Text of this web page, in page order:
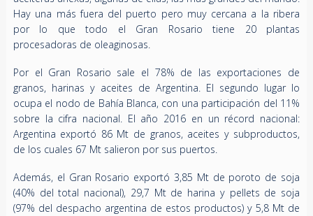
Hay una más fuera del puerto pero muy cercana a la ribera
por lo que todo el Gran Rosario tiene 20 plantas
procesadoras de oleaginosas.
Por el Gran Rosario sale el 78% de las exportaciones de
granos, harinas y aceites de Argentina. El segundo lugar lo
ocupa el nodo de Bahía Blanca, con una participación del 11%
sobre la cifra nacional. El año 2016 en un récord nacional:
Argentina exportó 86 Mt de granos, aceites y subproductos,
de los cuales 67 Mt salieron por sus puertos.
Además, el Gran Rosario exportó 3,85 Mt de poroto de soja
(40% del total nacional), 29,7 Mt de harina y pellets de soja
(97% del despacho argentina de estos productos) y 5,8 Mt de